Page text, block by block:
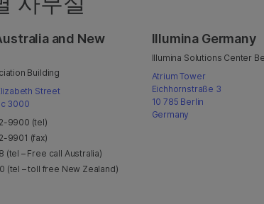
and New
Building
Street
3000
9900 (tel)
9901 (fax)
(tel – Free call Australia)
(tel – toll free New Zealand)
Illumina Germany
Illumina Solutions Center
Atrium Tower
Eichhornstraße 3
10 785 Berlin
Germany